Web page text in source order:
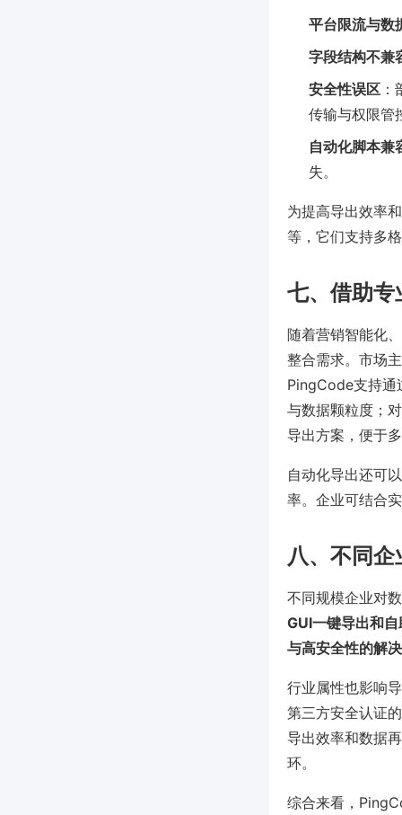
平台限流与数
字段结构不兼
安全性误区
传输与权限管
自动化脚本兼
失。
为提高导出效率
等，它们支持多
七、借助专
随着营销智能化
整合需求。市场
PingCode支持通
与数据颗粒度；
导出方案，便于
自动化导出还可
率。企业可结合
八、不同
不同规模企业对
GUI一键导出和
与高安全性的解
行业属性也影响
第三方安全认证
导出效率和数据
环。
综合来看，